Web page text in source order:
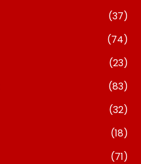
(37)
(74)
(23)
(83)
(32)
(18)
(71)